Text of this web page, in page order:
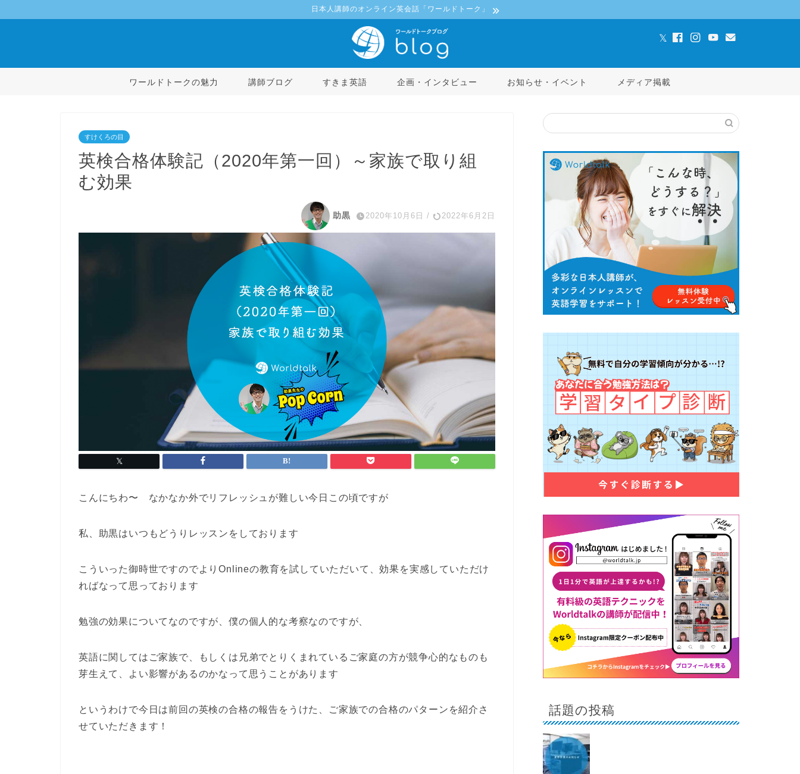
日本人講師のオンライン英会話「ワールドトーク」
ワールドトークの魅力 講師ブログ すきま英語 企画・インタビュー お知らせ・イベント メディア掲載
すけくろの目
英検合格体験記（2020年第一回）～家族で取り組
む効果
助黒 2020年10月6日 / 2022年6月2日
こんにちわ〜 なかなか外でリフレッシュが難しい今日この頃ですが
私、助黒はいつもどうりレッスンをしております
こういった御時世ですのでよりOnlineの教育を試していただいて、効果を実感していただけ
ればなって思っております
勉強の効果についてなのですが、僕の個人的な考察なのですが、
英語に関してはご家族で、もしくは兄弟でとりくまれているご家庭の方が競争心的なものも
芽生えて、よい影響があるのかなって思うことがあります
というわけで今日は前回の英検の合格の報告をうけた、ご家族での合格のパターンを紹介さ
せていただきます！
話題の投稿